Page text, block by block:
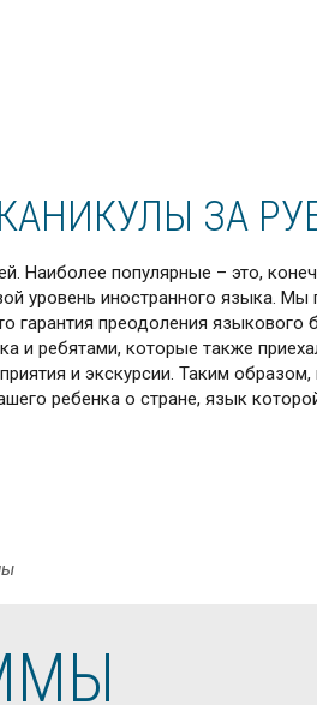
ЗА
Наиболее популярные – это,
уровень иностранного языка. Мы
гарантия преодоления языкового
и ребятами, которые также
и экскурсии. Таким образом,
ребенка о стране, язык